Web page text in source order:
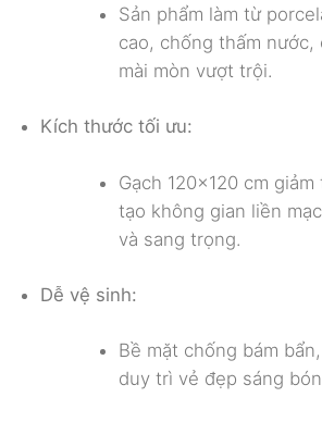
Sản phẩm làm từ
cao, chống thấm nước,
mài mòn vượt trội.
Kích thước tối ưu:
Gạch 120×120 cm
tạo không gian liền
và sang trọng.
Dễ vệ sinh:
Bề mặt chống bám
duy trì vẻ đẹp sáng